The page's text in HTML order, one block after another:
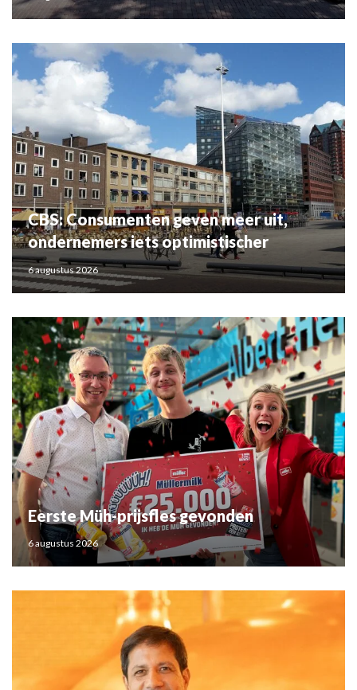
CBS: Consumenten geven meer uit,
ondernemers iets optimistischer
6 augustus 2026
Eerste Müh-prijsfles gevonden
6 augustus 2026